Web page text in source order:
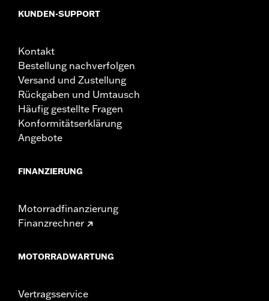
werden, ob die Spiegel dem Fahrer eine klare Sicht
KUNDEN-SUPPORT
Kontakt
Bestellung nachverfolgen
Versand und Zustellung
Rückgaben und Umtausch
Häufig gestellte Fragen
Konformitätserklärung
Angebote
FINANZIERUNG
Motorradfinanzierung
Finanzrechner
MOTORRADWARTUNG
Vertragsservice